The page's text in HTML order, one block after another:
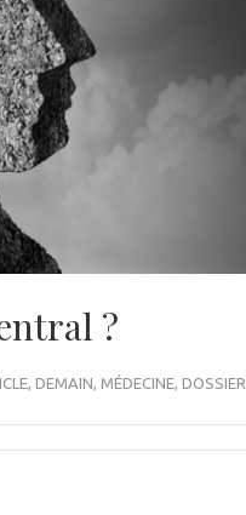
?
, DEMAIN, MÉDECINE, DOSSIER